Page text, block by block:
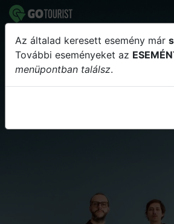
Oláh Krisztián és
koncertje a
Az általad keresett esemény már
További eseményeket az
menüpontban találsz.